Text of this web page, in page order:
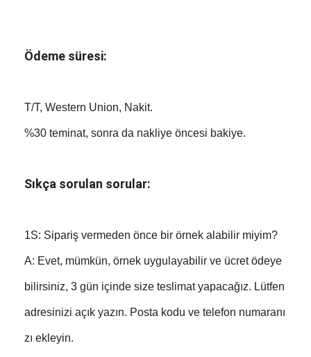
Ödeme süresi:
T/T, Western Union, Nakit.
%30 teminat, sonra da nakliye öncesi bakiye.
Sıkça sorulan sorular:
1S: Sipariş vermeden önce bir örnek alabilir miyim?
A: Evet, mümkün, örnek uygulayabilir ve ücret ödeye
bilirsiniz, 3 gün içinde size teslimat yapacağız. Lütfen
adresinizi açık yazın. Posta kodu ve telefon numaranı
zı ekleyin.